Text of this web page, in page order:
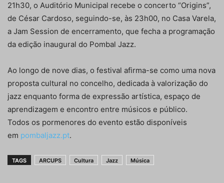
21h30, o Auditório Municipal recebe o concerto “Origins”,
de César Cardoso, seguindo-se, às 23h00, no Casa Varela,
a Jam Session de encerramento, que fecha a programação
da edição inaugural do Pombal Jazz.
Ao longo de nove dias, o festival afirma-se como uma nova
proposta cultural no concelho, dedicada à valorização do
jazz enquanto forma de expressão artística, espaço de
aprendizagem e encontro entre músicos e público.
Todos os pormenores do evento estão disponíveis
em pombaljazz.pt.
TAGS ARCUPS Cultura Jazz Música